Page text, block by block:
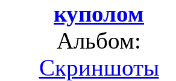
куполом
Альбом:
Скриншоты